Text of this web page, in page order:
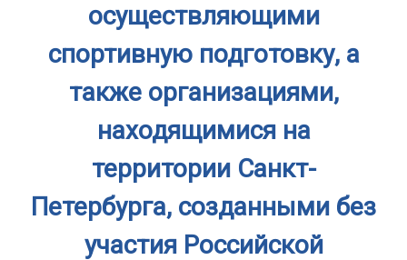
осуществляющими
спортивную подготовку, а
также организациями,
находящимися на
территории Санкт-
Петербурга, созданными без
участия Российской